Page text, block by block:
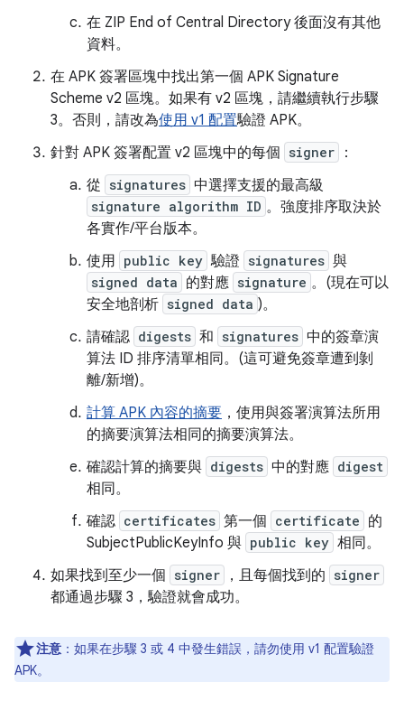
在 ZIP End of Central Directory 後面沒有其他
資料。
在 APK 簽署區塊中找出第一個 APK Signature
Scheme v2 區塊。如果有 v2 區塊，請繼續執行步驟
3。否則，請改為使用 v1 配置驗證 APK。
針對 APK 簽署配置 v2 區塊中的每個 signer
：
從 signatures 中選擇支援的最高級
signature algorithm ID 。強度排序取決於
各實作/平台版本。
使用 public key 驗證 signatures 與
signed data 的對應 signature 。(現在可以
安全地剖析 signed data )。
請確認 digests 和 signatures 中的簽章演
算法 ID 排序清單相同。(這可避免簽章遭到剝
離/新增)。
計算 APK 內容的摘要 ，使用與簽署演算法所用
的摘要演算法相同的摘要演算法。
確認計算的摘要與 digests 中的對應 digest
相同。
確認 certificates 第一個 certificate 的
SubjectPublicKeyInfo 與 public key 相同。
如果找到至少一個 signer ，且每個找到的 signer
都通過步驟 3，驗證就會成功。
注意 ：如果在步驟 3 或 4 中發生錯誤，請勿使用 v1 配置驗證
APK。